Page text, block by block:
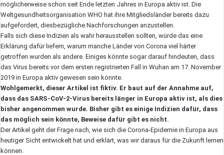
möglicherweise schon seit Ende letzten Jahres in Europa aktiv ist. Die
Weltgesundheitsorganisation WHO hat ihre Mitgliedsländer bereits dazu
aufgefordert, diesbezügliche Nachforschungen anzustellen.
Falls sich diese Indizien als wahr herausstellen sollten, würde das eine
Erklärung dafür liefern, warum manche Länder von Corona viel härter
getroffen wurden als andere. Einiges könnte sogar darauf hindeuten, dass
das Virus bereits vor dem ersten registrierten Fall in Wuhan am 17. November
2019 in Europa aktiv gewesen sein könnte.
Wohlgemerkt, dieser Artikel ist fiktiv. Er baut auf der Annahme auf,
dass das SARS-CoV-2-Virus bereits länger in Europa aktiv ist, als dies
bisher angenommen wurde. Bisher gibt es einige Indizien dafür, dass
das möglich sein könnte, Beweise dafür gibt es nicht.
Der Artikel geht der Frage nach, wie sich die Corona-Epidemie in Europa aus
heutiger Sicht entwickelt hat und erklärt, was wir daraus für die Zukunft lernen
können.